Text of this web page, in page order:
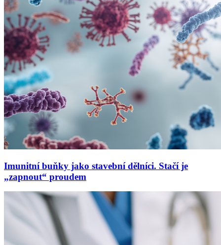
Imunitní buňky jako stavební dělníci. Stačí je
„zapnout“ proudem